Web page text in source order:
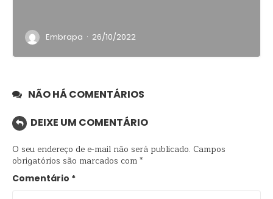
Embrapa · 26/10/2022
NÃO HÁ COMENTÁRIOS
DEIXE UM COMENTÁRIO
O seu endereço de e-mail não será publicado. Campos
obrigatórios são marcados com*
Comentário *